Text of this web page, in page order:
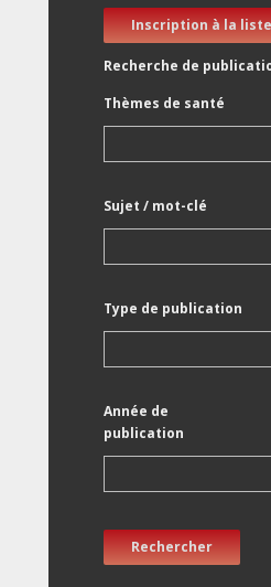
Inscription à la
Recherche de
Thèmes de santé
Sujet / mot-clé
Type de publication
Année de
publication
Rechercher